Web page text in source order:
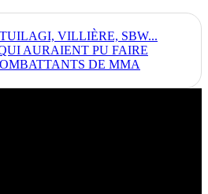
TUILAGI, VILLIÈRE, SBW...
AURAIENT PU FAIRE
DE MMA